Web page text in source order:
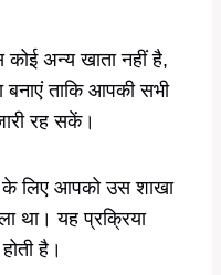
अन्य खाता नहीं है,
बनाएं ताकि आपकी सभी
रह सकें।
लिए आपको उस शाखा
था। यह प्रक्रिया
है।